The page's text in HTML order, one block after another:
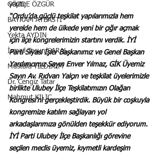
GÖZDE ÖZGÜR
BAYRAM AYBASTI
Yekta AYDIN
İsmail Tosun SARAL
Mustafa YILDIRIM
Dr. Cengiz Tatar
Mahmut KILIÇ
yaptı;
“Ordu’da güçlü teşkilat yapılarımızla hem
yerelde hem de ülkede yeni bir çığır açmak
için ilçe kongrelerimizin startını verdik. İYİ
Parti Siyasi İşler Başkanımız ve Genel Başkan
Yardımcımız Sayın Enver Yılmaz, GİK Üyemiz
Sayın Av. Rıdvan Yalçın ve teşkilat üyelerimizle
birlikte Ulubey İlçe Teşkilatımızın Olağan
Kongresi’ni gerçekleştirdik. Büyük bir coşkuyla
kongremize katılım sağlayan yol
arkadaşlarımıza gönülden teşekkür ediyorum.
İYİ Parti Ulubey İlçe Başkanlığı görevine
seçilen meclis üyemiz, kıymetli kardeşim